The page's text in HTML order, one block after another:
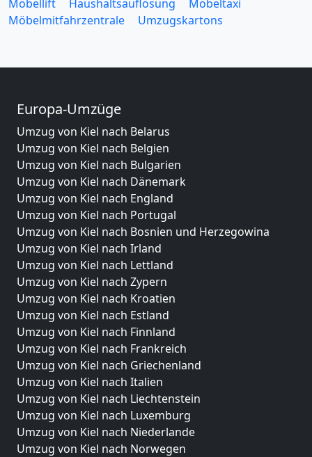
Möbellift
Haushaltsauflösung
Möbeltaxi
Möbelmitfahrzentrale
Umzugskartons
Europa-Umzüge
Umzug von Kiel nach Belarus
Umzug von Kiel nach Belgien
Umzug von Kiel nach Bulgarien
Umzug von Kiel nach Dänemark
Umzug von Kiel nach England
Umzug von Kiel nach Portugal
Umzug von Kiel nach Bosnien und Herzegowina
Umzug von Kiel nach Irland
Umzug von Kiel nach Lettland
Umzug von Kiel nach Zypern
Umzug von Kiel nach Kroatien
Umzug von Kiel nach Estland
Umzug von Kiel nach Finnland
Umzug von Kiel nach Frankreich
Umzug von Kiel nach Griechenland
Umzug von Kiel nach Italien
Umzug von Kiel nach Liechtenstein
Umzug von Kiel nach Luxemburg
Umzug von Kiel nach Niederlande
Umzug von Kiel nach Norwegen